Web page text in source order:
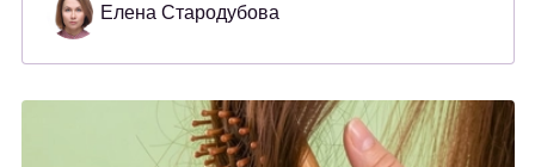
Елена Стародубова